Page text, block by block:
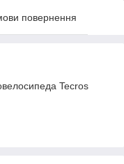
повернення
Tecros